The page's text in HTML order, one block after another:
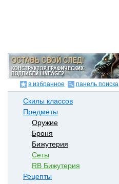
в избранное панель поиска
Скилы классов
Предметы
Оружие
Броня
Бижутерия
Сеты
RB Бижутерия
Рецепты